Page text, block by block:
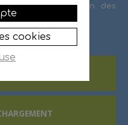
et la préservation des
en eau.
cookies